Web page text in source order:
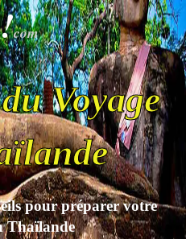
com
Voyage
pour préparer votre
Thaïlande